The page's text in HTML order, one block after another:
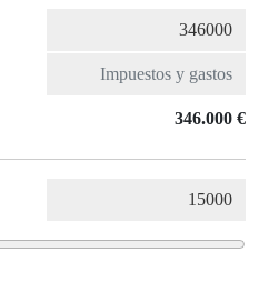
346.000 €